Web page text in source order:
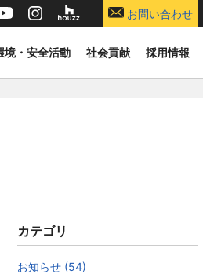
お問い合わせ
境・安全活動 社会貢献 採用情報
カテゴリ
お知らせ (54)